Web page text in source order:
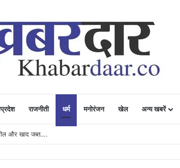
राजनीती धर्म मनोरंजन खेल अन्य खबरें
के परिवार को दिया नया जीवन……